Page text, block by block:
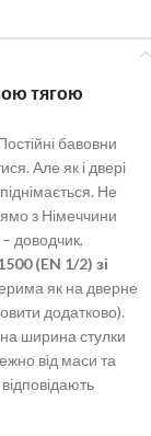
тягою
бавовни
Але як і двері
Не
з Німеччини
доводчик,
(EN 1/2) зі
як на дверне
додатково).
ширина стулки
від маси та